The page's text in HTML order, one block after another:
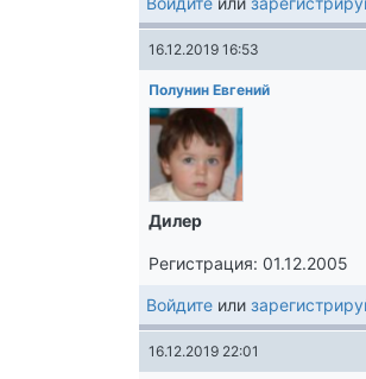
16.12.2019 16:53
Полунин Евгений
Дилер
Регистрация: 01.12.2005
Войдите или
16.12.2019 22:01